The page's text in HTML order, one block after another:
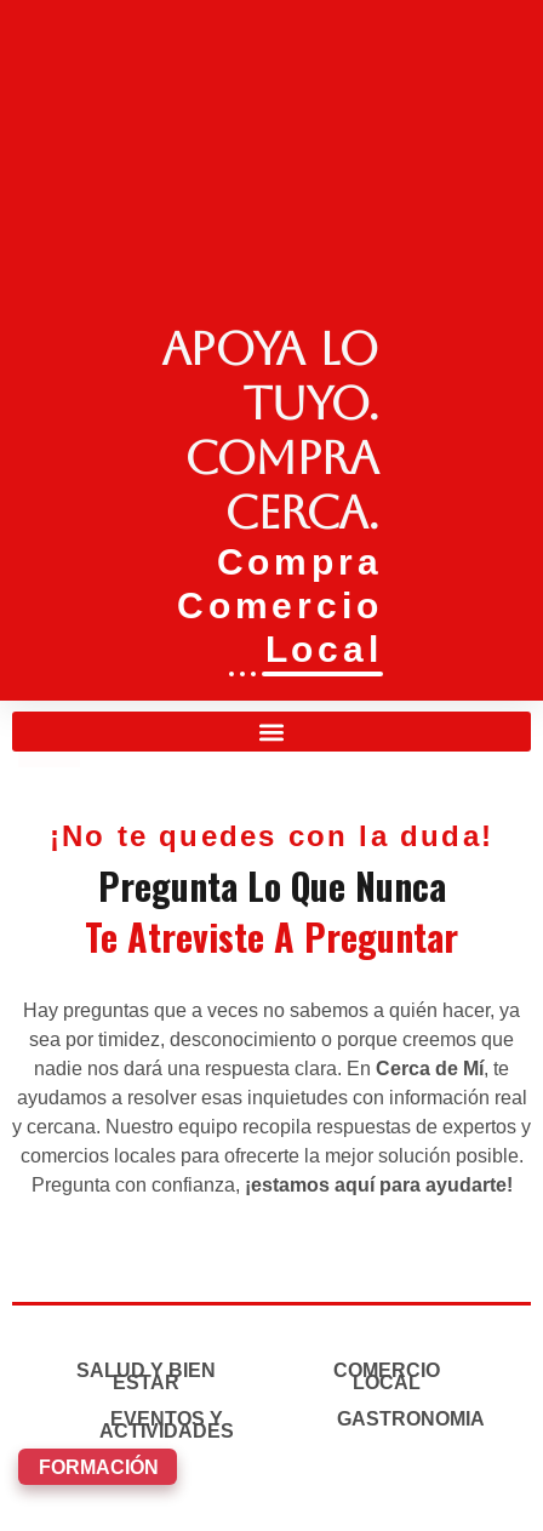
Apoya lo
tuyo.
Compra
cerca.
Compra
Comercio
Local
¡No te quedes con la duda!
Pregunta Lo Que Nunca
Te Atreviste A Preguntar
Hay preguntas que a veces no sabemos a quién hacer, ya
sea por timidez, desconocimiento o porque creemos que
nadie nos dará una respuesta clara. En Cerca de Mí, te
ayudamos a resolver esas inquietudes con información real
y cercana. Nuestro equipo recopila respuestas de expertos y
comercios locales para ofrecerte la mejor solución posible.
Pregunta con confianza, ¡estamos aquí para ayudarte!
SALUD Y BIEN
ESTAR
COMERCIO
LOCAL
EVENTOS Y
ACTIVIDADES
GASTRONOMIA
FORMACIÓN